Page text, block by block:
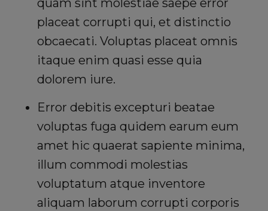
quam sint molestiae saepe error
placeat corrupti qui, et distinctio
obcaecati. Voluptas placeat omnis
itaque enim quasi esse quia
dolorem iure.
Error debitis excepturi beatae
voluptas fuga quidem earum eum
amet hic quaerat sapiente minima,
illum commodi molestias
voluptatum atque inventore
aliquam laborum corrupti corporis